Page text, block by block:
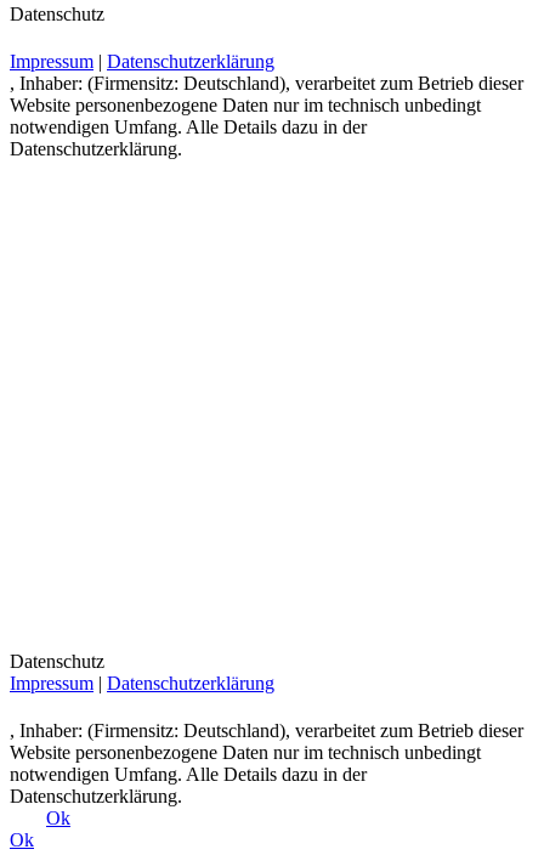
Datenschutz
Impressum | Datenschutzerklärung
, Inhaber: (Firmensitz: Deutschland), verarbeitet zum Betrieb dieser
Website personenbezogene Daten nur im technisch unbedingt
notwendigen Umfang. Alle Details dazu in der
Datenschutzerklärung.
Datenschutz
Impressum | Datenschutzerklärung
, Inhaber: (Firmensitz: Deutschland), verarbeitet zum Betrieb dieser
Website personenbezogene Daten nur im technisch unbedingt
notwendigen Umfang. Alle Details dazu in der
Datenschutzerklärung.
Ok
Ok